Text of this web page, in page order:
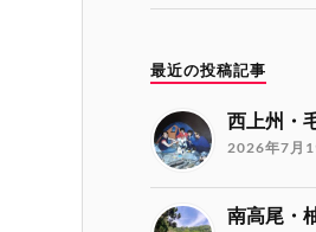
最近の投稿記事
西上州・
2026年7月
南高尾・